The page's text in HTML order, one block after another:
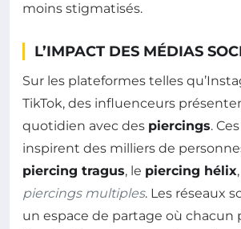
moins stigmatisés.
L’IMPACT DES MÉDIAS
Sur les plateformes telles
TikTok, des influenceurs
quotidien avec des piercings.
inspirent des milliers de
piercing tragus, le piercing hélix
piercings multiples. Les réseaux
un espace de partage où chacun